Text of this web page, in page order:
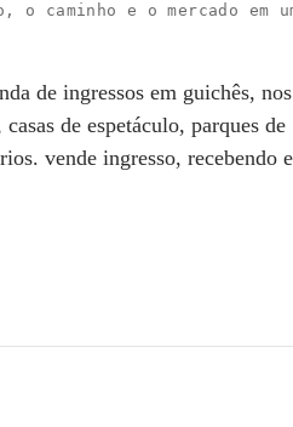
o caminho e o mercado em
de ingressos em guichês, nos
de espetáculo, parques de
vende ingresso, recebendo e